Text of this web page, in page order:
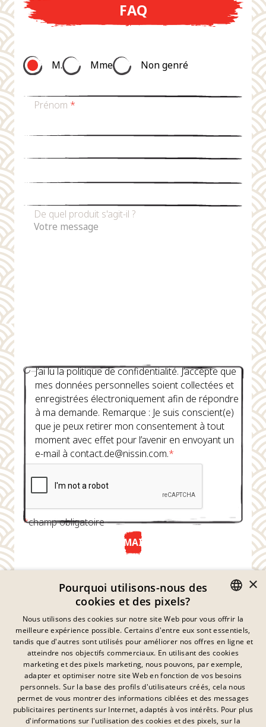
FAQ
M. Mme Non genré
Prénom *
De quel produit s'agit-il ?
J’ai lu la politique de confidentialité. J’accepte que
mes données personnelles soient collectées et
enregistrées électroniquement afin de répondre
à ma demande. Remarque : Je suis conscient(e)
que je peux retirer mon consentement à tout
moment avec effet pour l’avenir en envoyant un
e-mail à contact.de@nissin.com.*
*champ obligatoire
ENVOYER MAINTENANT
Déclaration De Confidentialité
Empreinte
Mentions Légales
Contact
GERMAN
FRENCH
DANISH
SWEDISH
HUNGARIAN
×
Pourquoi utilisons-nous des
cookies et des pixels?
Nous utilisons des cookies sur notre site Web pour vous offrir la
meilleure expérience possible. Certains d'entre eux sont essentiels,
tandis que d'autres sont utilisés pour améliorer nos offres en ligne et
atteindre nos objectifs commerciaux. En utilisant des cookies
marketing et des pixels marketing, nous pouvons, par exemple,
adapter et optimiser notre site Web en fonction de vos besoins
personnels. Sur la base des profils d'utilisateurs créés, cela nous
permet de vous montrer des informations ciblées et des messages
publicitaires pertinents sur Internet, adaptés à vos intérêts. Pour plus
d'informations sur l'utilisation des cookies et des pixels, sur la